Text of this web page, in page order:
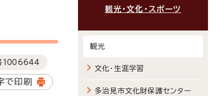
1006644
で印刷
観光・文化・スポーツ
観光
文化・生涯学習
多治見市文化財保護センター